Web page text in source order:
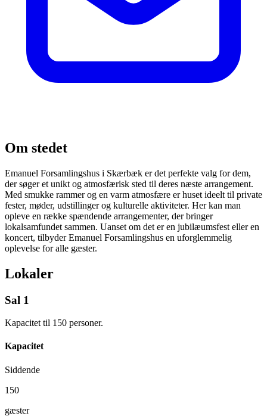
Om stedet
Emanuel Forsamlingshus i Skærbæk er det perfekte valg for dem,
der søger et unikt og atmosfærisk sted til deres næste arrangement.
Med smukke rammer og en varm atmosfære er huset ideelt til private
fester, møder, udstillinger og kulturelle aktiviteter. Her kan man
opleve en række spændende arrangementer, der bringer
lokalsamfundet sammen. Uanset om det er en jubilæumsfest eller en
koncert, tilbyder Emanuel Forsamlingshus en uforglemmelig
oplevelse for alle gæster.
Lokaler
Sal 1
Kapacitet til 150 personer.
Kapacitet
Siddende
150
gæster